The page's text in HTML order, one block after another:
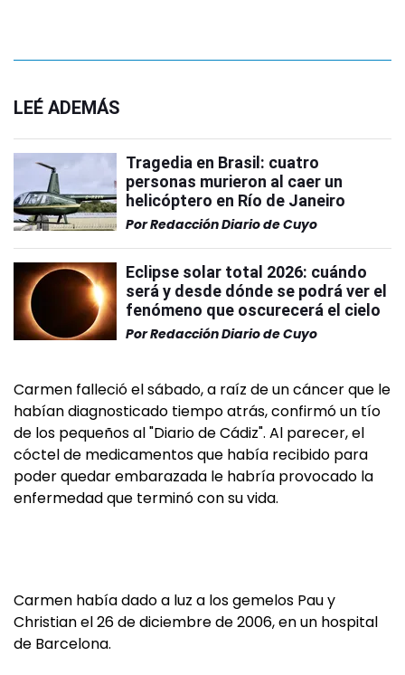
LEÉ ADEMÁS
Tragedia en Brasil: cuatro
personas murieron al caer un
helicóptero en Río de Janeiro
PorRedacción Diario de Cuyo
Eclipse solar total 2026: cuándo
será y desde dónde se podrá ver el
fenómeno que oscurecerá el cielo
PorRedacción Diario de Cuyo
Carmen falleció el sábado, a raíz de un cáncer que le
habían diagnosticado tiempo atrás, confirmó un tío
de los pequeños al "Diario de Cádiz". Al parecer, el
cóctel de medicamentos que había recibido para
poder quedar embarazada le habría provocado la
enfermedad que terminó con su vida.
Carmen había dado a luz a los gemelos Pau y
Christian el 26 de diciembre de 2006, en un hospital
de Barcelona.